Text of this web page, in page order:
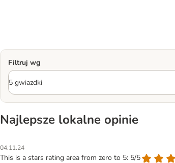
Filtruj wg
Najlepsze lokalne opinie
04.11.24
This is a stars rating area from zero to 5: 5/5